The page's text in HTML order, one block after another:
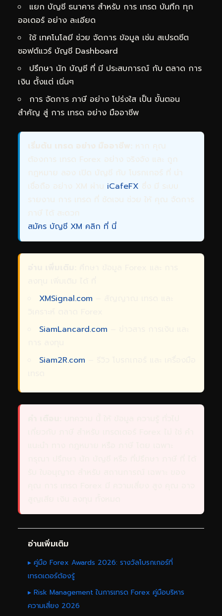
แยก บัญชี ธนาคาร สำหรับ การ เทรด บันทึก ทุก
ออเดอร์ อย่าง ละเอียด
ใช้ เทคโนโลยี ช่วย จัดการ ข้อมูล เช่น สเปรดชีต
ซอฟต์แวร์ บัญชี Dashboard
ปรึกษา นัก บัญชี ที่ มี ประสบการณ์ กับ ตลาด การ
เงิน ตั้งแต่ เนิ่นๆ
การ จัดการ ภาษี อย่าง โปร่งใส เป็น ขั้นตอน
สำคัญ สู่ การ เทรด อย่าง มืออาชีพ
เริ่มต้น เทรด อย่าง มืออาชีพ: หาก คุณ
ต้องการ เทรด Forex อย่าง จริงจัง และ ถูก
กฎหมาย ลอง เปิด บัญชี กับ โบรกเกอร์ ที่ น่า
เชื่อถือ อย่าง XM ผ่าน iCafeFX ซึ่ง มี ระบบ
รายงาน การ เทรด ที่ ชัดเจน ช่วย ให้ คุณ จัดการ
ภาษี ได้ สะดวก
สมัคร บัญชี XM คลิก ที่ นี่
XMSignal.com
SiamLancard.com
Siam2R.com
อ่านเพิ่มเติม
▸ คู่มือ Forex Awards 2026: รางวัลโบรกเกอร์ที่
เทรดเดอร์ต้องรู้
▸ Risk Management ในการเทรด Forex คู่มือบริหาร
ความเสี่ยง 2026